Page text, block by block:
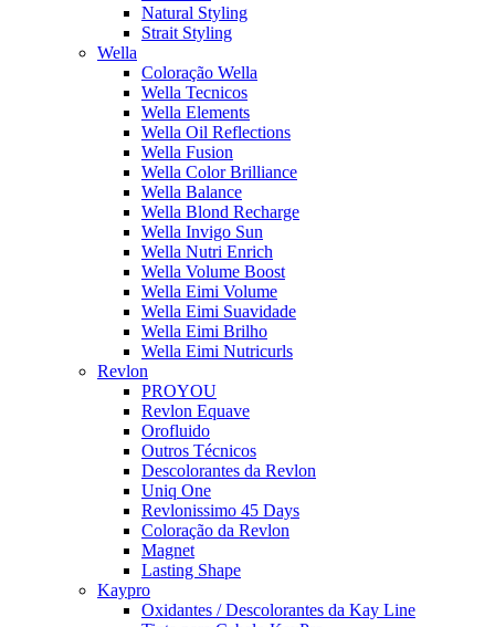
Natural Styling
Strait Styling
Wella
Coloração Wella
Wella Tecnicos
Wella Elements
Wella Oil Reflections
Wella Fusion
Wella Color Brilliance
Wella Balance
Wella Blond Recharge
Wella Invigo Sun
Wella Nutri Enrich
Wella Volume Boost
Wella Eimi Volume
Wella Eimi Suavidade
Wella Eimi Brilho
Wella Eimi Nutricurls
Revlon
PROYOU
Revlon Equave
Orofluido
Outros Técnicos
Descolorantes da Revlon
Uniq One
Revlonissimo 45 Days
Coloração da Revlon
Magnet
Lasting Shape
Kaypro
Oxidantes / Descolorantes da Kay Line